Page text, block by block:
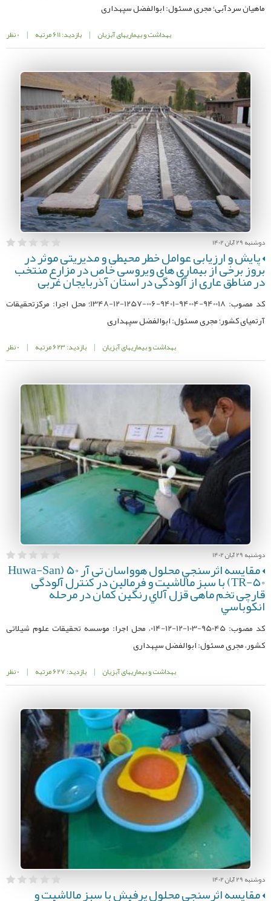
ماهیان سردآبی؛ مجری مسئول: ابوالفضل سپهداری
بهداشت و بیماریهای آبزیان | بازدید: 611 مرتبه | 0 نظر
دوشنبه 29 آبان 1402
پایش و ارزیابی عوامل خطر محیطی و مدیریتی موثر در
بروز برخی از بیماری های ویروسی خاص در مزارع منتخب
در مناطق عاری از آلودگی در استان آذربایجان غربی
کد مصوب: 940018-94004-9401-006-1257-12-1348؛ محل اجرا: مرکزتحقیقات
آرتمیای کشور؛ مجری مسئول: ابوالفضل سپهداری
بهداشت و بیماریهای آبزیان | بازدید: 623 مرتبه | 0 نظر
دوشنبه 29 آبان 1402
مقایسه اثرسنجي محلول هوواسان تی آر 50 (Huwa-San
TR-50) با سبز مالاشيت و فرمالین در کنترل آلودگی
قارچی تخم ماهی قزل آلاي رنگین کمان در مرحله
انكوباسي
کد مصوب: 95045-103-12-12-014، محل اجرا: موسسه تحقیقات علوم شیلاتی
کشور، مجری مسئول: ابوالفضل سپهداری
بهداشت و بیماریهای آبزیان | بازدید: 627 مرتبه | 0 نظر
دوشنبه 29 آبان 1402
مقايسه اثرسنجي محلول پرفيش با سبز مالاشيت و